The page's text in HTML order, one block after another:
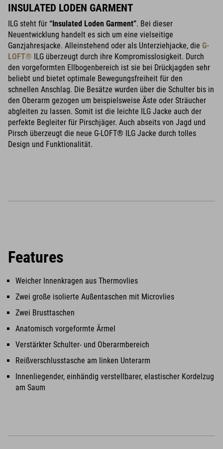
INSULATED LODEN GARMENT
ILG steht für “Insulated Loden Garment”. Bei dieser
Neuentwicklung handelt es sich um eine vielseitige
Ganzjahresjacke. Alleinstehend oder als Unterziehjacke, die G-
LOFT® ILG überzeugt durch ihre Kompromisslosigkeit. Durch
den vorgeformten Ellbogenbereich ist sie bei Drückjagden sehr
beliebt und bietet optimale Bewegungsfreiheit für den
schnellen Anschlag. Die Besätze wurden über die Schulter bis in
den Oberarm gezogen um beispielsweise Äste oder Sträucher
abgleiten zu lassen. Somit ist die leichte ILG Jacke auch der
perfekte Begleiter für Pirschjäger. Auch abseits von Jagd und
Pirsch überzeugt die neue G-LOFT® ILG Jacke durch tolles
Design und Funktionalität.
Features
Weicher Innenkragen aus Thermovlies
Zwei große isolierte Außentaschen mit Microvlies
Zwei Brusttaschen
Anatomisch vorgeformte Ärmel
Verstärkter Schulter- und Oberarmbereich
Reißverschlusstasche am linken Unterarm
Innenliegender, einhändig verstellbarer, elastischer Kordelzug
am Saum